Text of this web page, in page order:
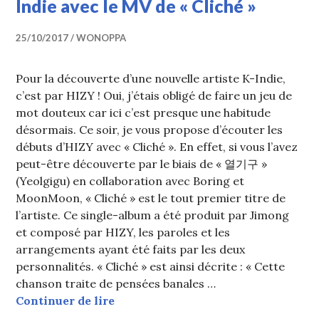
Indie avec le MV de « Cliché »
25/10/2017 WONOPPA
Pour la découverte d’une nouvelle artiste K-Indie,
c’est par HIZY ! Oui, j’étais obligé de faire un jeu de
mot douteux car ici c’est presque une habitude
désormais. Ce soir, je vous propose d’écouter les
débuts d’HIZY avec « Cliché ». En effet, si vous l’avez
peut-être découverte par le biais de « 열기구 »
(Yeolgigu) en collaboration avec Boring et
MoonMoon, « Cliché » est le tout premier titre de
l’artiste. Ce single-album a été produit par Jimong
et composé par HIZY, les paroles et les
arrangements ayant été faits par les deux
personnalités. « Cliché » est ainsi décrite : « Cette
chanson traite de pensées banales …
Continuer de lireHIZY débarque dans la sphère K-